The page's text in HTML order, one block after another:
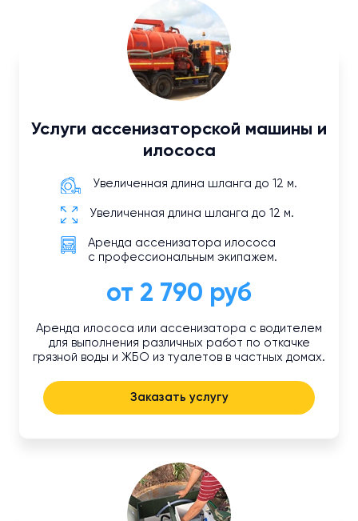
Услуги ассенизаторской машины и
илососа
Увеличенная длина шланга до 12 м.
Увеличенная длина шланга до 12 м.
Аренда ассенизатора илососа
с профессиональным экипажем.
от 2 790 руб
Аренда илососа или ассенизатора с водителем
для выполнения различных работ по откачке
грязной воды и ЖБО из туалетов в частных домах.
Заказать услугу